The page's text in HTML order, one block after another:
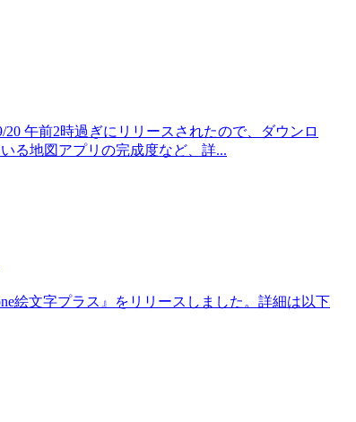
20 午前2時過ぎにリリースされたので、ダウンロ
る地図アプリの完成度など、詳...
絵文字プラス』をリリースしました。詳細は以下